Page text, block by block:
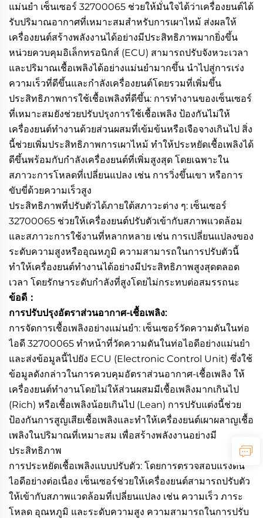
แม่นยำ เซ็นเซอร์ 32700065 ช่วยให้มั่นใจได้ว่าเครื่องยนต์ได้
รับปริมาณอากาศที่เหมาะสมสำหรับการเผาไหม้ ส่งผลให้
เครื่องยนต์สร้างพลังงานได้อย่างมีประสิทธิภาพมากยิ่งขึ้น
หน่วยควบคุมอิเล็กทรอนิกส์ (ECU) สามารถปรับจังหวะเวลา
และปริมาณเชื้อเพลิงได้อย่างแม่นยำมากขึ้น นำไปสู่การเร่ง
ความเร็วที่ดีขึ้นและกำลังเครื่องยนต์โดยรวมที่เพิ่มขึ้น
ประสิทธิภาพการใช้เชื้อเพลิงที่ดีขึ้น: การทำงานของเซ็นเซอร์
ที่เหมาะสมยังช่วยปรับปรุงการใช้เชื้อเพลิง ป้องกันไม่ให้
เครื่องยนต์ทำงานด้วยส่วนผสมที่เข้มข้นหรือเจือจางเกินไป สิ่ง
นี้ช่วยเพิ่มประสิทธิภาพการเผาไหม้ ทำให้ประหยัดเชื้อเพลิงได้
ดีขึ้นพร้อมกับกำลังเครื่องยนต์ที่เพิ่มสูงสุด โดยเฉพาะใน
สภาวะการโหลดที่เปลี่ยนแปลง เช่น การวิ่งขึ้นเขา หรือการ
ขับขี่ด้วยความเร็วสูง
ประสิทธิภาพที่ปรับตัวได้ภายใต้สภาวะต่าง ๆ: เซ็นเซอร์
32700065 ช่วยให้เครื่องยนต์ปรับตัวเข้ากับสภาพแวดล้อม
และสภาวะการใช้งานที่หลากหลาย เช่น การเปลี่ยนแปลงของ
ระดับความสูงหรืออุณหภูมิ ความสามารถในการปรับตัวนี้
ทำให้เครื่องยนต์ทำงานได้อย่างมีประสิทธิภาพสูงสุดตลอด
เวลา โดยรักษาระดับกำลังที่สูงโดยไม่กระทบต่อสมรรถนะ
ข้อดี：
การปรับปรุงอัตราส่วนอากาศ-เชื้อเพลิง:
การจัดการเชื้อเพลิงอย่างแม่นยำ: เซ็นเซอร์วัดความดันในท่อ
ไอดี 32700065 ทำหน้าที่วัดความดันในท่อไอดีอย่างแม่นยำ
และส่งข้อมูลนี้ไปยัง ECU (Electronic Control Unit) ซึ่งใช้
ข้อมูลดังกล่าวในการควบคุมอัตราส่วนอากาศ-เชื้อเพลิง ให้
เครื่องยนต์ทำงานโดยไม่ให้ส่วนผสมมีเชื้อเพลิงมากเกินไป
(Rich) หรือเชื้อเพลิงน้อยเกินไป (Lean) การปรับแต่งนี้ช่วย
ป้องกันการสูญเสียเชื้อเพลิงและทำให้เครื่องยนต์เผาผลาญเชื้อ
เพลิงในปริมาณที่เหมาะสม เพื่อสร้างพลังงานอย่างมี
ประสิทธิภาพ
การประหยัดเชื้อเพลิงแบบปรับตัว: โดยการตรวจสอบแรงดัน
ไอดีอย่างต่อเนื่อง เซ็นเซอร์ช่วยให้เครื่องยนต์สามารถปรับตัว
ให้เข้ากับสภาพแวดล้อมที่เปลี่ยนแปลง เช่น ความเร็ว ภาระ
โหลด อุณหภูมิ และระดับความสูง ความสามารถในการปรับ